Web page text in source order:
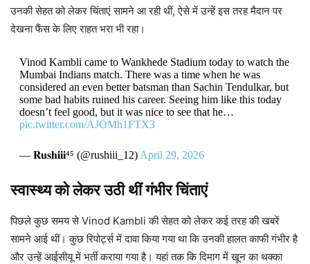
उनकी सेहत को लेकर चिंताएं सामने आ रही थीं, ऐसे में उन्हें इस तरह मैदान पर
देखना फैंस के लिए राहत भरा भी रहा।
Vinod Kambli came to Wankhede Stadium today to watch the
Mumbai Indians match. There was a time when he was
considered an even better batsman than Sachin Tendulkar, but
some bad habits ruined his career. Seeing him like this today
doesn’t feel good, but it was nice to see that he…
pic.twitter.com/AJOMh1FTX3
— 𝐑𝐮𝐬𝐡𝐢𝐢𝐢⁴⁵ (@rushiii_12) April 29, 2026
स्वास्थ्य को लेकर उठी थीं गंभीर चिंताएं
पिछले कुछ समय से Vinod Kambli की सेहत को लेकर कई तरह की खबरें
सामने आई थीं। कुछ रिपोर्ट्स में दावा किया गया था कि उनकी हालत काफी गंभीर है
और उन्हें आईसीयू में भर्ती कराया गया है। यहां तक कि दिमाग में खून का थक्का